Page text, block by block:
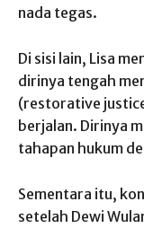
nada tegas.
Di sisi lain, Lisa
dirinya tengah
(restorative
berjalan. Dirinya
tahapan hukum
Sementara itu,
setelah Dewi